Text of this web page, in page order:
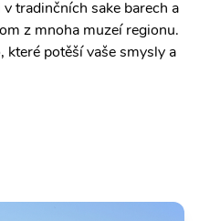
tradinčních sake barech a
z mnoha muzeí regionu.
potěší vaše smysly a